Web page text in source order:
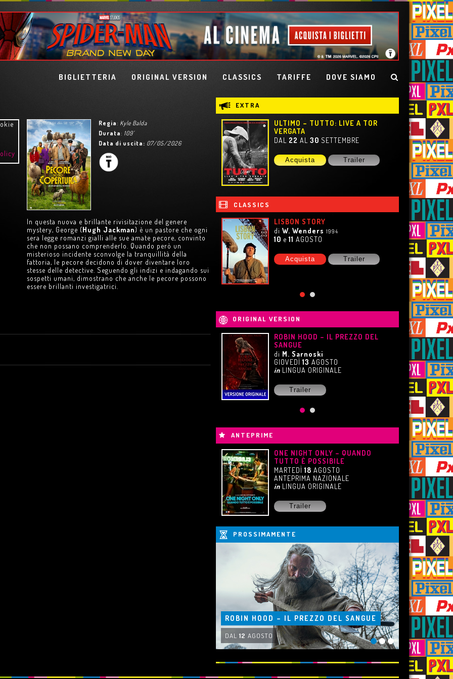
BIGLIETTERIA ORIGINAL VERSION CLASSICS TARIFFE DOVE SIAMO
Regia: Kyle Balda
Durata: 109'
Data di uscita: 07/05/2026
In questa nuova e brillante rivisitazione del genere
mystery, George (Hugh Jackman) è un pastore che ogni
sera legge romanzi gialli alle sue amate pecore, convinto
che non possano comprenderlo. Quando però un
misterioso incidente sconvolge la tranquillità della
fattoria, le pecore decidono di dover diventare loro
stesse delle detective. Seguendo gli indizi e indagando sui
sospetti umani, dimostrano che anche le pecore possono
essere brillanti investigatrici.
EXTRA
ULTIMO – TUTTO: LIVE A TOR
VERGATA
DAL 22 AL30 SETTEMBRE
Acquista Trailer
CLASSICS
LISBON STORY
diW. Wenders 1994
10 e11 AGOSTO
Acquista Trailer
HARRY POTTER E LA PIETRA
FILOSOFALE – 25° AVVERSARIO
di C. Columbus
Scopri di più
ORIGINAL VERSION
ROBIN HOOD – IL PREZZO DEL
ONE NIGHT ONLY – QUANDO
TUTTO È POSSIBILE
di W. Gluck
MARTEDÌ18AGOSTO
in LINGUA ORIGINALE
Trailer
ANTEPRIME
ONE NIGHT ONLY – QUANDO
TUTTO È POSSIBILE
MARTEDÌ18 AGOSTO
ANTEPRIMA NAZIONALE
in LINGUA ORIGINALE
Trailer
PROSSIMAMENTE
ROBIN HOOD – IL PREZZO DEL SANGUE
DAL12 AGOSTO